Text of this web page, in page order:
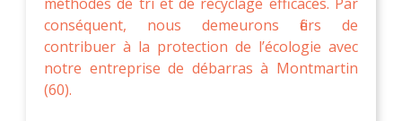
conséquent, nous demeurons fiers de
contribuer à la protection de l’écologie avec
notre entreprise de débarras à Montmartin
(60).